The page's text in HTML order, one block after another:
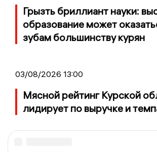
Грызть бриллиант науки:
образование может
зубам большинству курян
03/08/2026 13:00
Мясной рейтинг Курской
лидирует по выручке и